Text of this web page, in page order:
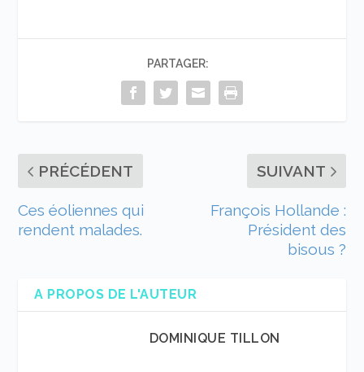
PARTAGER:
PRÉCÉDENT
Ces éoliennes qui
rendent malades.
SUIVANT
François Hollande :
Président des
bisous ?
A PROPOS DE L'AUTEUR
DOMINIQUE TILLON